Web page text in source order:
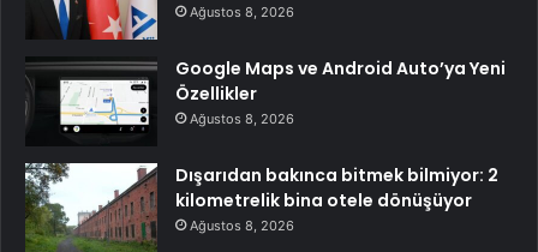
Ağustos 8, 2026
Google Maps ve Android Auto’ya Yeni
Özellikler
Ağustos 8, 2026
Dışarıdan bakınca bitmek bilmiyor: 2
kilometrelik bina otele dönüşüyor
Ağustos 8, 2026